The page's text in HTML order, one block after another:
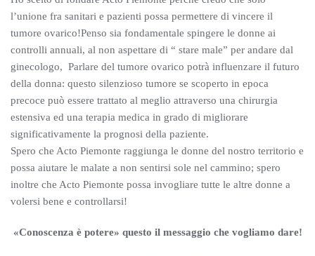
l’unione fra sanitari e pazienti possa permettere di vincere il
tumore ovarico!Penso sia fondamentale spingere le donne ai
controlli annuali, al non aspettare di “ stare male” per andare dal
ginecologo, Parlare del tumore ovarico potrà influenzare il futuro
della donna: questo silenzioso tumore se scoperto in epoca
precoce può essere trattato al meglio attraverso una chirurgia
estensiva ed una terapia medica in grado di migliorare
significativamente la prognosi della paziente.
Spero che Acto Piemonte raggiunga le donne del nostro territorio e
possa aiutare le malate a non sentirsi sole nel cammino; spero
inoltre che Acto Piemonte possa invogliare tutte le altre donne a
volersi bene e controllarsi!
«Conoscenza è potere» questo il messaggio che vogliamo dare!